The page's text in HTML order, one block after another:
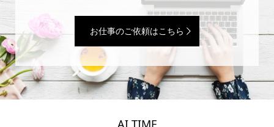
お仕事のご依頼はこちら
AI TIME